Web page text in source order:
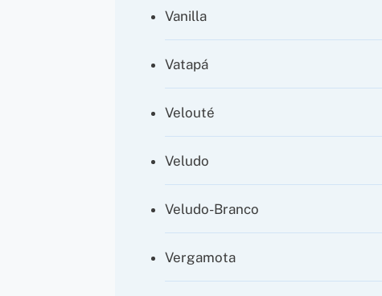
Vanilla
Vatapá
Velouté
Veludo
Veludo-Branco
Vergamota